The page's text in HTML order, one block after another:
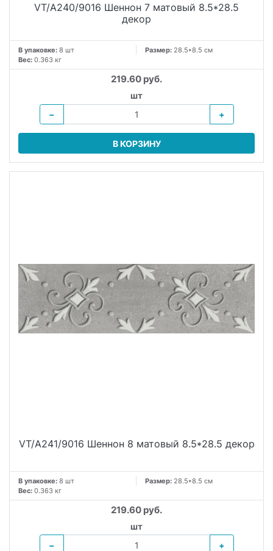
VT/A240/9016 Шеннон 7 матовый 8.5*28.5
декор
В упаковке: 8 шт Размер: 28.5*8.5 см
Вес: 0.363 кг
219.60 руб.
шт
−
+
В КОРЗИНУ
VT/A241/9016 Шеннон 8 матовый 8.5*28.5 декор
В упаковке: 8 шт Размер: 28.5*8.5 см
Вес: 0.363 кг
219.60 руб.
шт
−
+